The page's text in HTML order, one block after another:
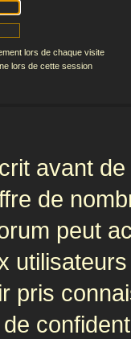
lors de chaque visite
lors de cette session
avant
de
peut
pris